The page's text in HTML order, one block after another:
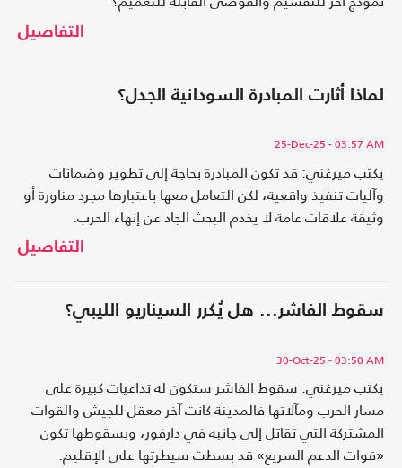
التفاصيل
لماذا أثارت المبادرة السودانية الجدل؟
25-Dec-25 - 03:57 AM
يكتب ميرغني: قد تكون المبادرة بحاجة إلى تطوير وضمانات
وآليات تنفيذ واقعية، لكن التعامل معها باعتبارها مجرد مناورة أو
وثيقة علاقات عامة لا يخدم البحث الجاد عن إنهاء الحرب.
التفاصيل
سقوط الفاشر... هل يُكرر السيناريو الليبي؟
30-Oct-25 - 03:50 AM
يكتب ميرغني: سقوط الفاشر ستكون له تداعيات كبيرة على
مسار الحرب ومآلاتها فالمدينة كانت آخر معقل للجيش والقوات
المشتركة التي تقاتل إلى جانبه في دارفور، وبسقوطها تكون
«قوات الدعم السريع» قد بسطت سيطرتها على الإقليم.